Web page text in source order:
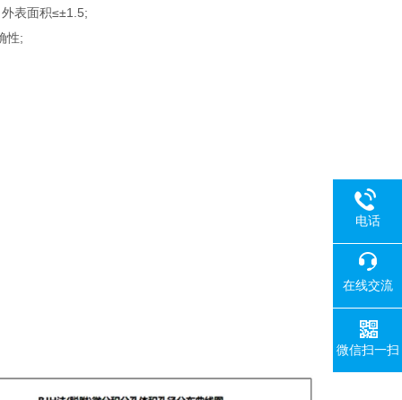
表面积≤±1.5;
性;
电话
在线交流
微信扫一扫